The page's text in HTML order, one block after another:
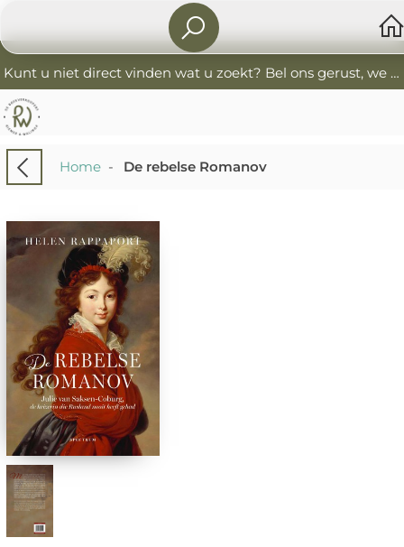
Kunt u niet direct vinden wat u zoekt? Bel ons gerust, we helpen u graag. 0341-552405 De Boekverkoopers
Home- De rebelse Romanov